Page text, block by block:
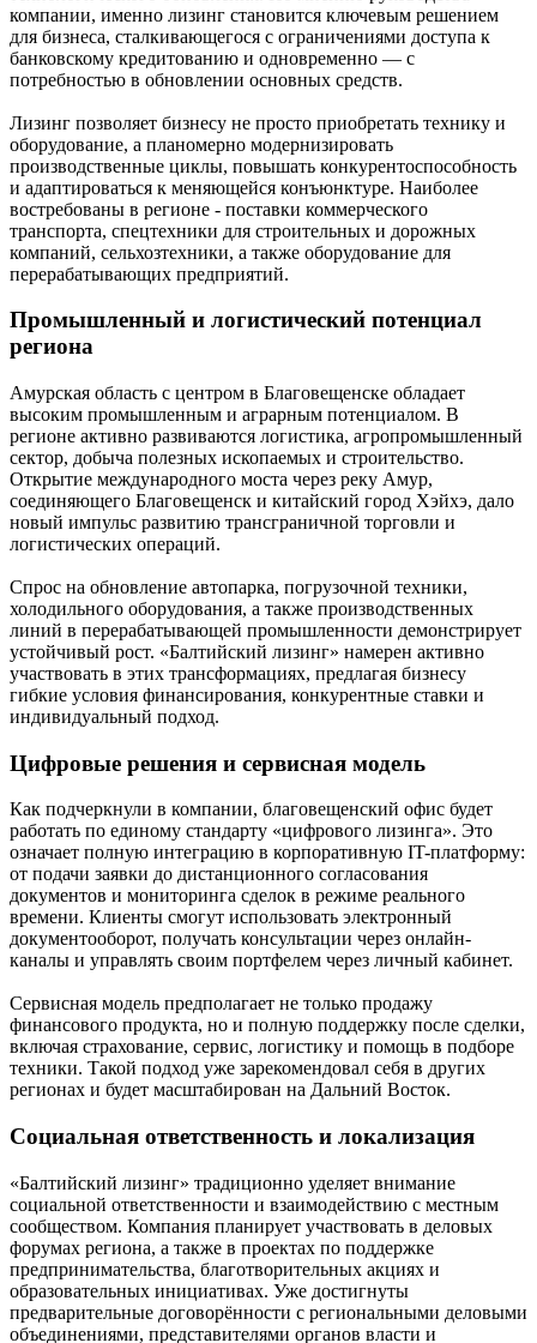
компании, именно лизинг становится ключевым решением
для бизнеса, сталкивающегося с ограничениями доступа к
банковскому кредитованию и одновременно — с
потребностью в обновлении основных средств.
Лизинг позволяет бизнесу не просто приобретать технику и
оборудование, а планомерно модернизировать
производственные циклы, повышать конкурентоспособность
и адаптироваться к меняющейся конъюнктуре. Наиболее
востребованы в регионе - поставки коммерческого
транспорта, спецтехники для строительных и дорожных
компаний, сельхозтехники, а также оборудование для
перерабатывающих предприятий.
Промышленный и логистический потенциал
региона
Амурская область с центром в Благовещенске обладает
высоким промышленным и аграрным потенциалом. В
регионе активно развиваются логистика, агропромышленный
сектор, добыча полезных ископаемых и строительство.
Открытие международного моста через реку Амур,
соединяющего Благовещенск и китайский город Хэйхэ, дало
новый импульс развитию трансграничной торговли и
логистических операций.
Спрос на обновление автопарка, погрузочной техники,
холодильного оборудования, а также производственных
линий в перерабатывающей промышленности демонстрирует
устойчивый рост. «Балтийский лизинг» намерен активно
участвовать в этих трансформациях, предлагая бизнесу
гибкие условия финансирования, конкурентные ставки и
индивидуальный подход.
Цифровые решения и сервисная модель
Как подчеркнули в компании, благовещенский офис будет
работать по единому стандарту «цифрового лизинга». Это
означает полную интеграцию в корпоративную IT-платформу:
от подачи заявки до дистанционного согласования
документов и мониторинга сделок в режиме реального
времени. Клиенты смогут использовать электронный
документооборот, получать консультации через онлайн-
каналы и управлять своим портфелем через личный кабинет.
Сервисная модель предполагает не только продажу
финансового продукта, но и полную поддержку после сделки,
включая страхование, сервис, логистику и помощь в подборе
техники. Такой подход уже зарекомендовал себя в других
регионах и будет масштабирован на Дальний Восток.
Социальная ответственность и локализация
«Балтийский лизинг» традиционно уделяет внимание
социальной ответственности и взаимодействию с местным
сообществом. Компания планирует участвовать в деловых
форумах региона, а также в проектах по поддержке
предпринимательства, благотворительных акциях и
образовательных инициативах. Уже достигнуты
предварительные договорённости с региональными деловыми
объединениями, представителями органов власти и